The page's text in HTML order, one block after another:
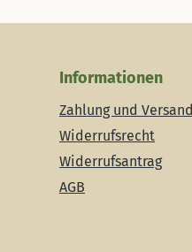
Informationen
Zahlung und Versand
Widerrufsrecht
Widerrufsantrag
AGB